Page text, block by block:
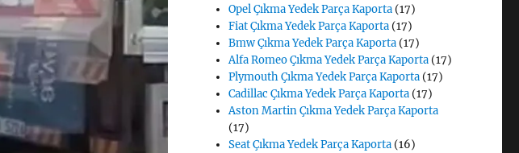
Opel Çıkma Yedek Parça Kaporta (17)
Fiat Çıkma Yedek Parça Kaporta (17)
Bmw Çıkma Yedek Parça Kaporta (17)
Alfa Romeo Çıkma Yedek Parça Kaporta (17)
Plymouth Çıkma Yedek Parça Kaporta (17)
Cadillac Çıkma Yedek Parça Kaporta (17)
Aston Martin Çıkma Yedek Parça Kaporta
(17)
Seat Çıkma Yedek Parça Kaporta (16)